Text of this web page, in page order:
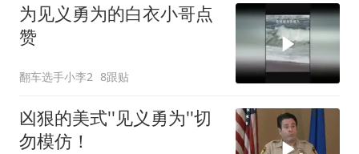
为见义勇为的白衣小哥点
赞
翻车选手小李2 8跟贴
凶狠的美式''见义勇为''切
勿模仿！